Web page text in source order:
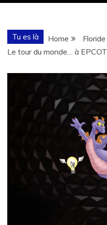
Tu es là Home
Floride
Le tour du monde… à EPCOT